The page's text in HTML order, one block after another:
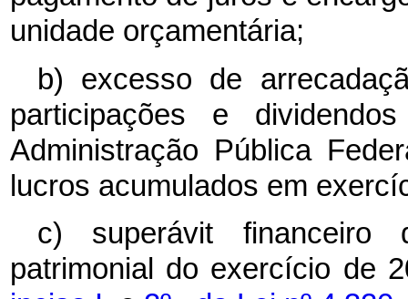
unidade orçamentária;
b) excesso de
participações e
Administração Pública
lucros acumulados em
c) superávit financeiro
patrimonial do exercício de